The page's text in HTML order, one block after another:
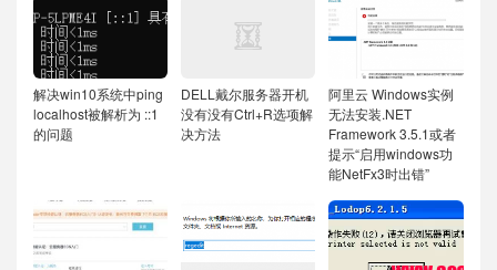
解决win10系统中ping
localhost被解析为 ::1
的问题
DELL戴尔服务器开机
没有没有Ctrl+R选项解
决方法
阿里云 Windows实例
无法安装.NET
Framework 3.5.1或者
提示“启用windows功
能NetFx3时出错”